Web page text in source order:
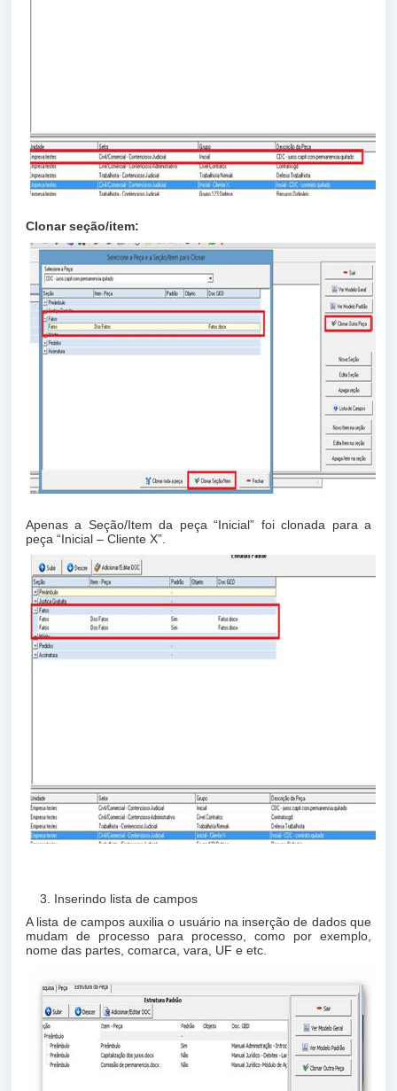
Clonar seção/item:
Apenas a Seção/Item da peça “Inicial” foi clonada para a
peça “Inicial – Cliente X”.
Inserindo lista de campos
A lista de campos auxilia o usuário na inserção de dados que
mudam de processo para processo, como por exemplo,
nome das partes, comarca, vara, UF e etc.